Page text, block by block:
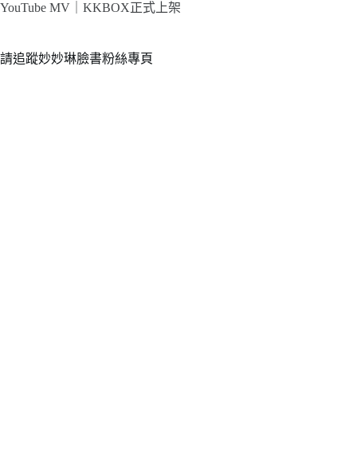
YouTube MV｜ KKBOX正式上架
請追蹤妙妙琳臉書粉絲專頁